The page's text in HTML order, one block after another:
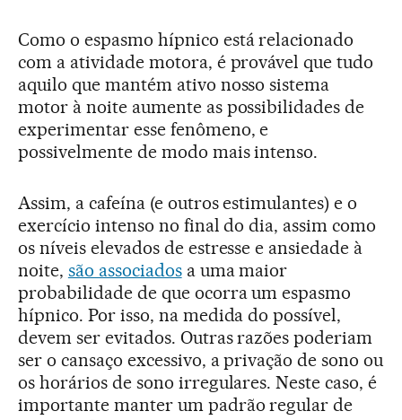
Como o espasmo hípnico está relacionado
com a atividade motora, é provável que tudo
aquilo que mantém ativo nosso sistema
motor à noite aumente as possibilidades de
experimentar esse fenômeno, e
possivelmente de modo mais intenso.
Assim, a cafeína (e outros estimulantes) e o
exercício intenso no final do dia, assim como
os níveis elevados de estresse e ansiedade à
noite, são associadosa uma maior
probabilidade de que ocorra um espasmo
hípnico. Por isso, na medida do possível,
devem ser evitados. Outras razões poderiam
ser o cansaço excessivo, a privação de sono ou
os horários de sono irregulares. Neste caso, é
importante manter um padrão regular de